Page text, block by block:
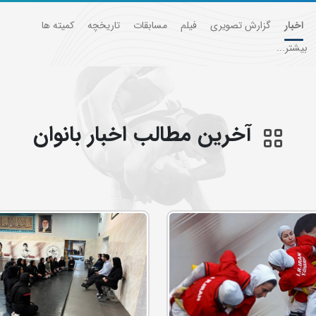
اخبار گزارش تصویری فیلم مسابقات تاریخچه
کمیته ها
بیشتر...
آخرین مطالب اخبار بانوان